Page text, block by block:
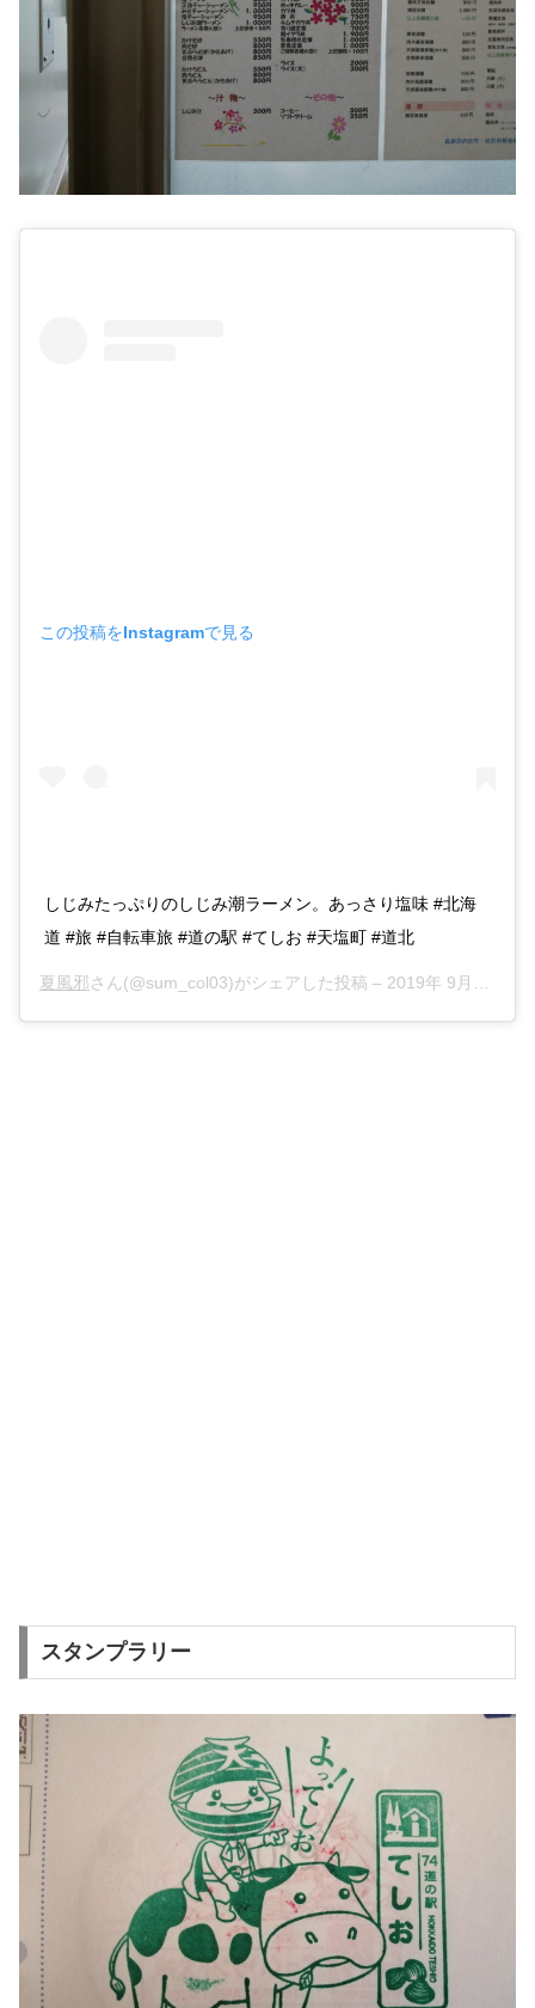
この投稿をInstagramで見る
しじみたっぷりのしじみ潮ラーメン。あっさり塩味 #北海
道 #旅 #自転車旅 #道の駅 #てしお #天塩町 #道北
夏風邪さん(@sum_col03)がシェアした投稿 – 2019年 9月月23日午後11時44分PDT
スタンプラリー